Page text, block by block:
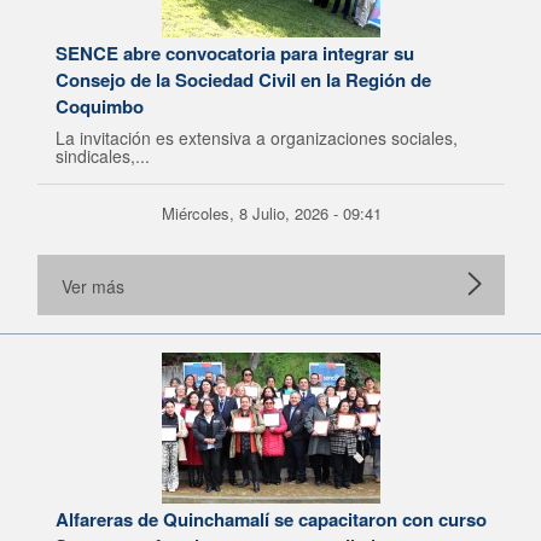
SENCE abre convocatoria para integrar su
Consejo de la Sociedad Civil en la Región de
Coquimbo
La invitación es extensiva a organizaciones sociales,
sindicales,...
Miércoles, 8 Julio, 2026 - 09:41
Ver más
Alfareras de Quinchamalí se capacitaron con curso